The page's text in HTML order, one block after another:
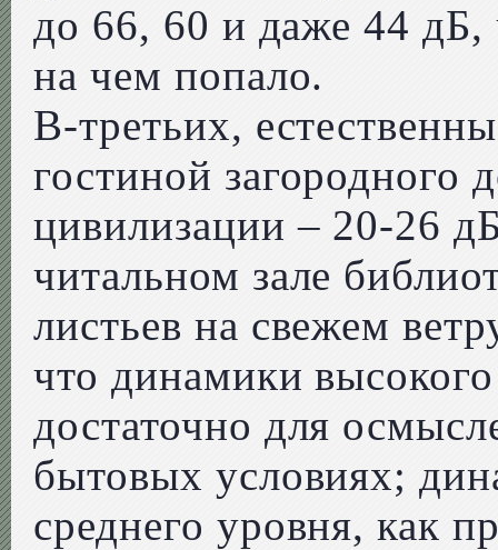
до 66, 60 и даже 44
на чем попало.
В-третьих,
гостиной загородного
цивилизации – 20-26
читальном зале
листьев на свежем
что динамики
достаточно для
бытовых условиях;
среднего уровня, как